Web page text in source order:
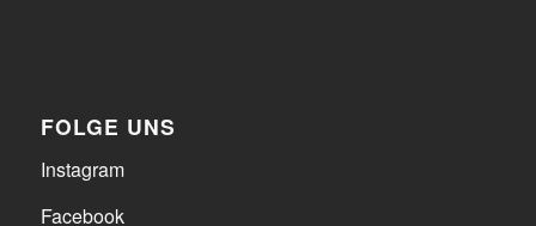
FOLGE UNS
Instagram
Facebook